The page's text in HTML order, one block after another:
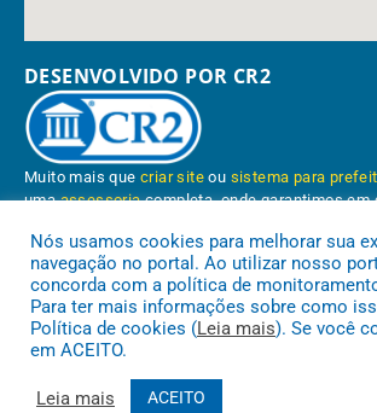
DESENVOLVIDO POR CR2
Muito mais quecriar site ou sistema para
umaassessoriacompleta, onde garantimos em
Conheça oPNTP e oRadar da Transparência
Nós usamos cookies para melhorar sua
navegação no portal. Ao utilizar nosso
concorda com a política de
Para ter mais informações sobre como
Política de cookies (Leia mais). Se você
em ACEITO.
Leia mais ACEITO